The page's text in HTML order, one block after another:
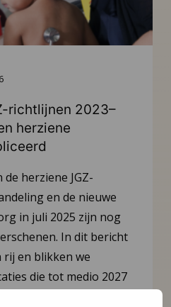
richtlijnen 2023–
herziene
herziene JGZ-
en de nieuwe
in juli 2025 zijn nog
In dit bericht
rij en blikken we
die tot medio 2027